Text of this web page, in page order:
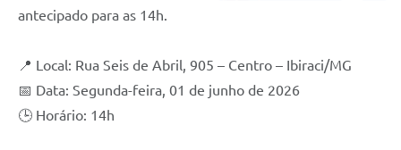
antecipado para as 14h.
📍 Local: Rua Seis de Abril, 905 – Centro – Ibiraci/MG
📅 Data: Segunda-feira, 01 de junho de 2026
🕒 Horário: 14h